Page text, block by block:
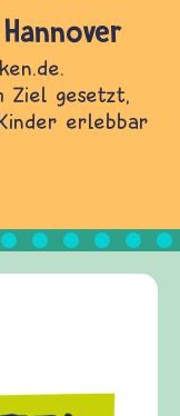
Ziel gesetzt,
erlebbar
Angebot für